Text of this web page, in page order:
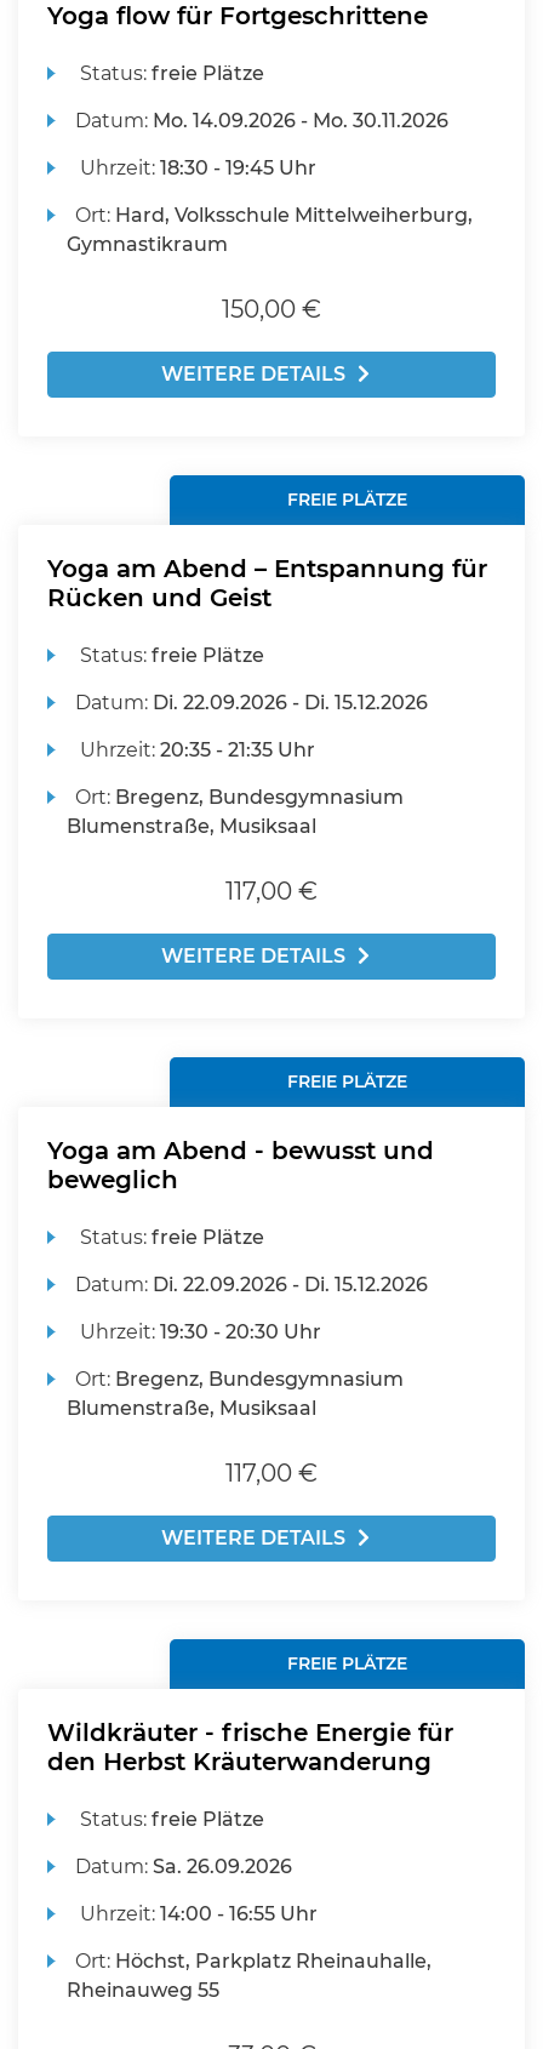
Yoga flow für Fortgeschrittene
Status:freie Plätze
Datum: Mo. 14.09.2026 - Mo. 30.11.2026
Uhrzeit:18:30 - 19:45 Uhr
Ort: Hard, Volksschule Mittelweiherburg,
Gymnastikraum
150,00 €
WEITERE DETAILS
FREIE PLÄTZE
Yoga am Abend – Entspannung für
Rücken und Geist
Status:freie Plätze
Datum: Di. 22.09.2026 - Di. 15.12.2026
Uhrzeit:20:35 - 21:35 Uhr
Ort: Bregenz, Bundesgymnasium
Blumenstraße, Musiksaal
117,00 €
WEITERE DETAILS
FREIE PLÄTZE
Yoga am Abend - bewusst und
beweglich
Status:freie Plätze
Datum: Di. 22.09.2026 - Di. 15.12.2026
Uhrzeit:19:30 - 20:30 Uhr
Ort: Bregenz, Bundesgymnasium
Blumenstraße, Musiksaal
117,00 €
WEITERE DETAILS
FREIE PLÄTZE
Wildkräuter - frische Energie für
den Herbst Kräuterwanderung
Status:freie Plätze
Datum:Sa. 26.09.2026
Uhrzeit:14:00 - 16:55 Uhr
Ort: Höchst, Parkplatz Rheinauhalle,
Rheinauweg 55